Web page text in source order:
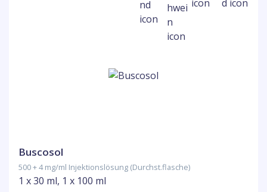
Buscosol
500 + 4 mg/ml Injektionslösung (Durchst.flasche)
1 x 30 ml, 1 x 100 ml